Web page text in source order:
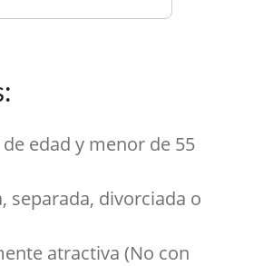
edad y menor de 55
separada, divorciada o
atractiva (No con